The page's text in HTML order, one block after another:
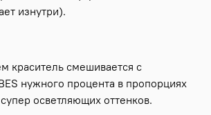
изнутри).
краситель смешивается с
нужного процента в пропорциях
осветляющих оттенков.